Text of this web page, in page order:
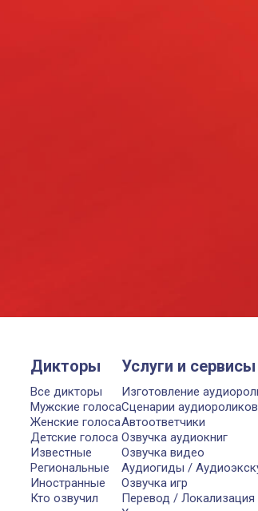
Дикторы
Все дикторы
Мужские голоса
Женские голоса
Детские голоса
Известные
Региональные
Иностранные
Кто озвучил
Услуги и сервисы
Изготовление
Сценарии аудиороликов
Автоответчики
Озвучка аудиокниг
Озвучка видео
Аудиогиды /
Озвучка игр
Перевод / Локализация